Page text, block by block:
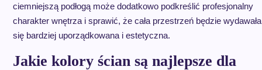
ciemniejszą podłogą może dodatkowo podkreślić profesjonalny
charakter wnętrza i sprawić, że cała przestrzeń będzie wydawała
się bardziej uporządkowana i estetyczna.
Jakie kolory ścian są najlepsze dla